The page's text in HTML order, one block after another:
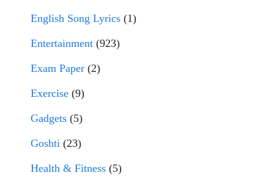
English Song Lyrics (1)
Entertainment (923)
Exam Paper (2)
Exercise (9)
Gadgets (5)
Goshti (23)
Health & Fitness (5)